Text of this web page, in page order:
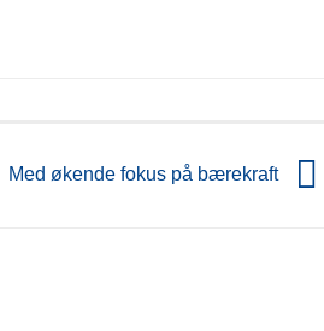
Med økende fokus på bærekraft